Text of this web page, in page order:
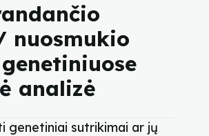
analizė
genetiniai sutrikimai ar jų